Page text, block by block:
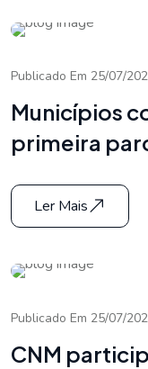
Publicado Em 25/07/
Municípios
primeira
Ler Mais
Publicado Em 25/07/
CNM